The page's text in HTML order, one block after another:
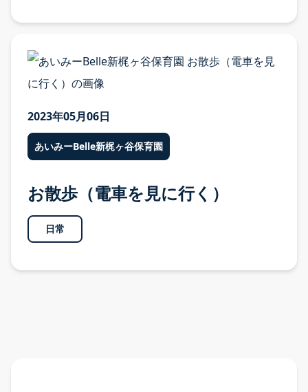
2023年05月06日
あいみーBelle新梶ヶ谷保育園
お散歩（電車を見に行く）
日常